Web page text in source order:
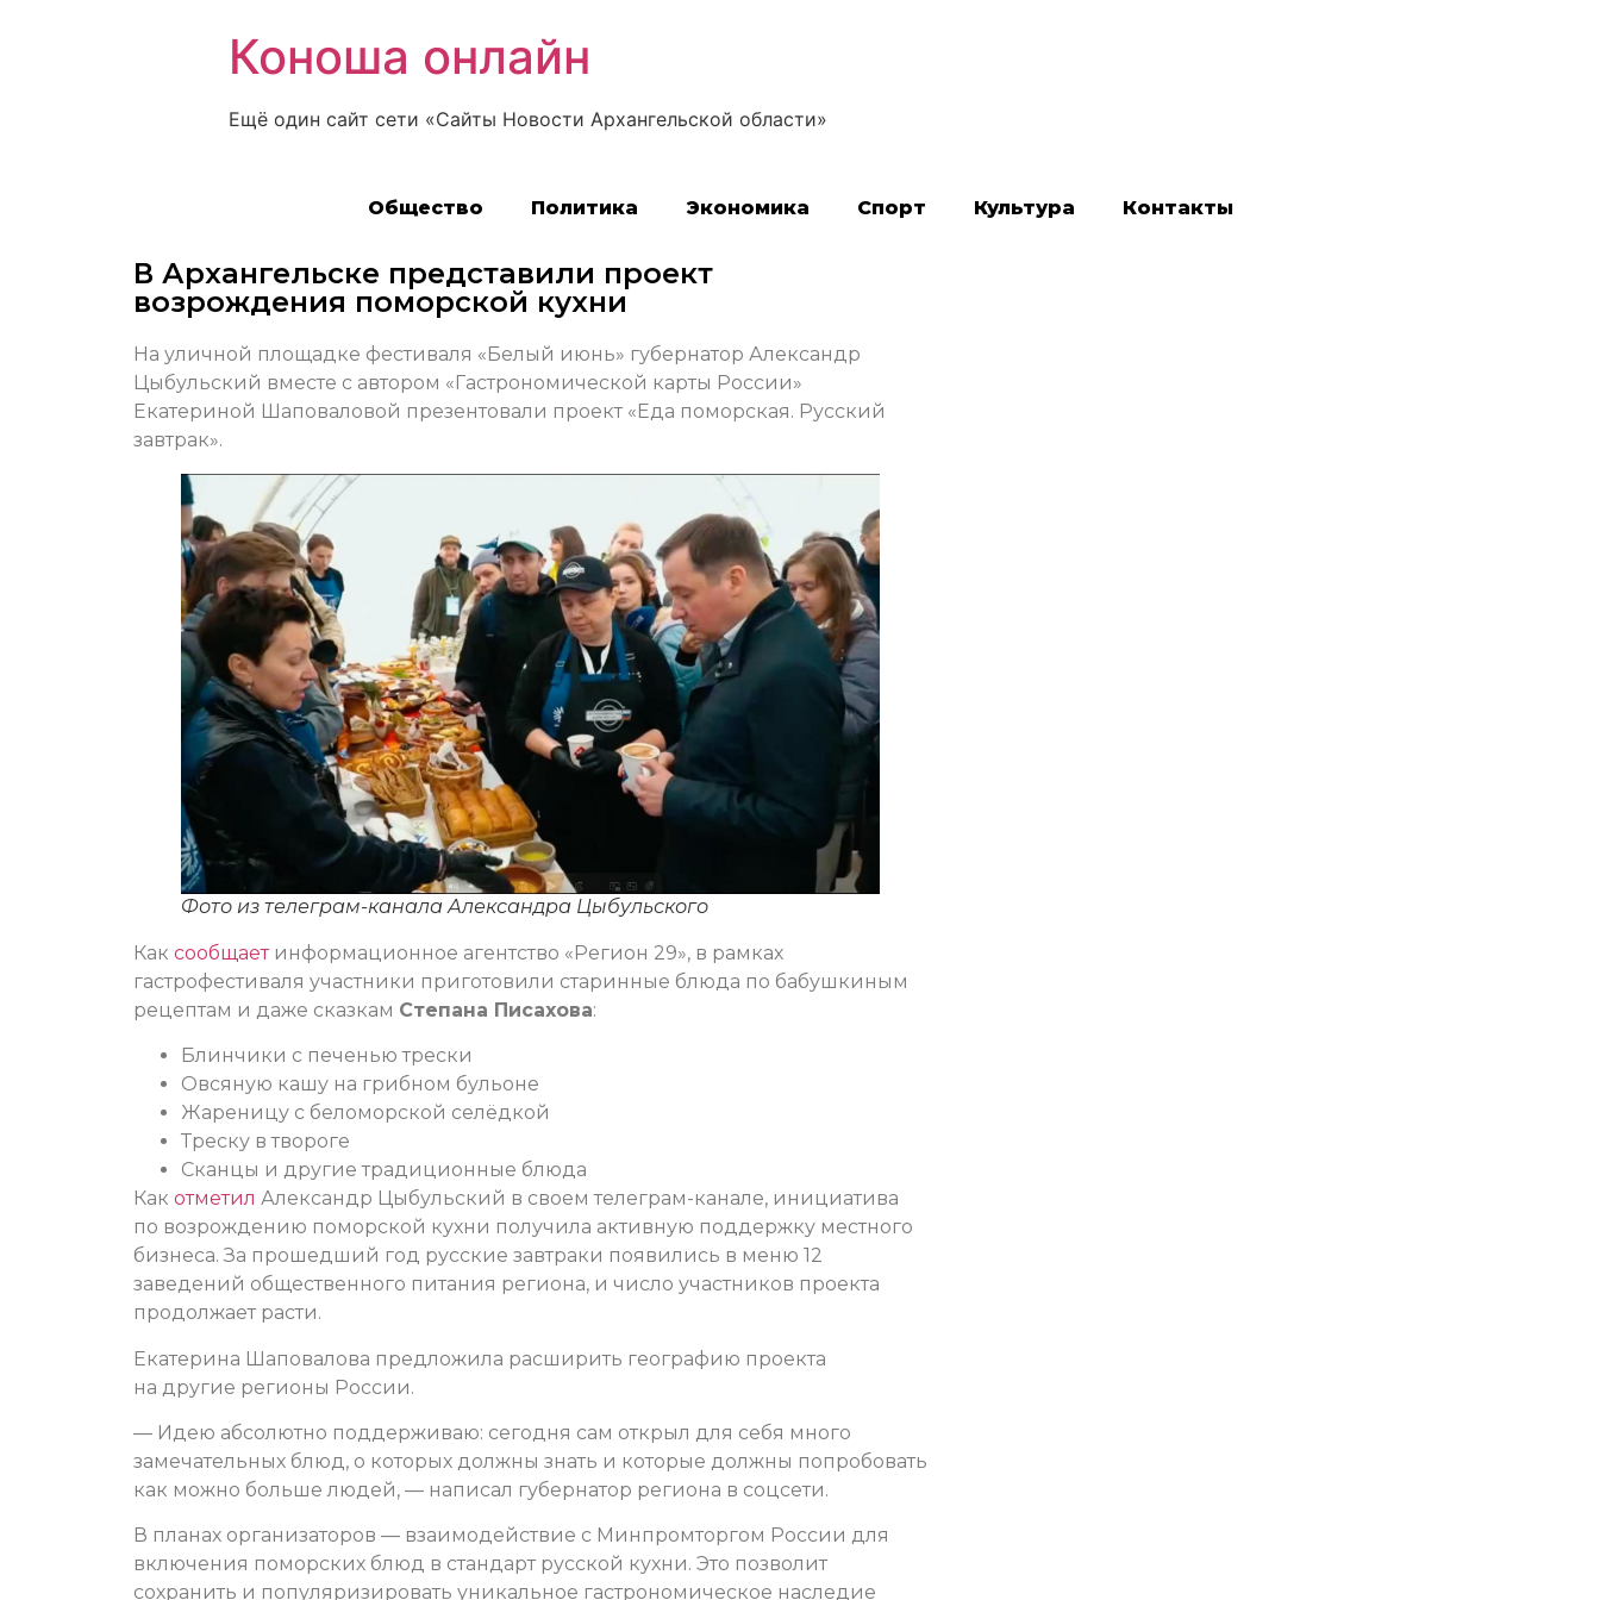
Коноша онлайн
Ещё один сайт сети «Сайты Новости Архангельской области»
Общество Политика Экономика Спорт Культура Контакты
В Архангельске представили проект
возрождения поморской кухни
На уличной площадке фестиваля «Белый июнь» губернатор Александр
Цыбульский вместе с автором «Гастрономической карты России»
Екатериной Шаповаловой презентовали проект «Еда поморская. Русский
завтрак».
Фото из телеграм-канала Александра Цыбульского
Как сообщаетинформационное агентство «Регион 29», в рамках
гастрофестиваля участники приготовили старинные блюда по бабушкиным
рецептам и даже сказкам Степана Писахова:
Блинчики с печенью трески
Овсяную кашу на грибном бульоне
Жареницу с беломорской селёдкой
Треску в твороге
Сканцы и другие традиционные блюда
Как отметил Александр Цыбульский в своем телеграм-канале, инициатива
по возрождению поморской кухни получила активную поддержку местного
бизнеса. За прошедший год русские завтраки появились в меню 12
заведений общественного питания региона, и число участников проекта
продолжает расти.
Екатерина Шаповалова предложила расширить географию проекта
на другие регионы России.
— Идею абсолютно поддерживаю: сегодня сам открыл для себя много
замечательных блюд, о которых должны знать и которые должны попробовать
как можно больше людей, — написал губернатор региона в соцсети.
В планах организаторов — взаимодействие с Минпромторгом России для
включения поморских блюд в стандарт русской кухни. Это позволит
сохранить и популяризировать уникальное гастрономическое наследие